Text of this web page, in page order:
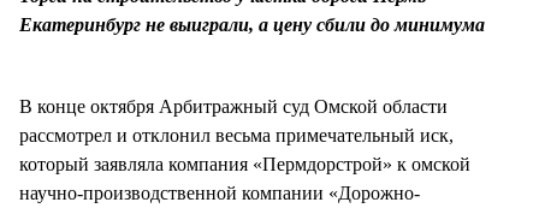
Екатеринбург не выиграли, а цену сбили до минимума
В конце октября Арбитражный суд Омской области
рассмотрел и отклонил весьма примечательный иск,
который заявляла компания «Пермдорстрой» к омской
научно-производственной компании «Дорожно-